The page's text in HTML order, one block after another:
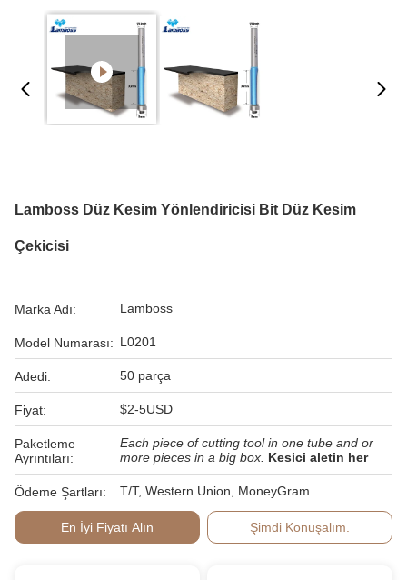
Lamboss Düz Kesim Yönlendiricisi Bit Düz Kesim
Çekicisi
Marka Adı: Lamboss
Model Numarası: L0201
Adedi: 50 parça
Fiyat: $2-5USD
Paketleme
Ayrıntıları:
Each piece of cutting tool in one tube and or
more pieces in a big box. Kesici aletin her
Ödeme Şartları: T/T, Western Union, MoneyGram
En İyi Fiyatı Alın Şimdi Konuşalım.